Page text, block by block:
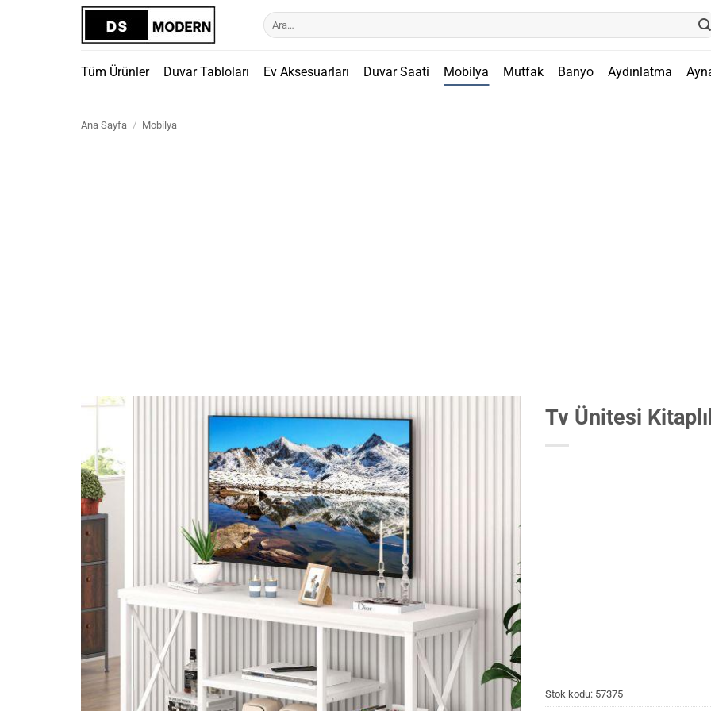
Ara:
Tüm Ürünler Duvar Tabloları Ev Aksesuarları Duvar Saati Mobilya Mutfak Banyo Aydınlatma
Ana Sayfa / Mobilya
Tv Ünitesi
Stok kodu: 57375